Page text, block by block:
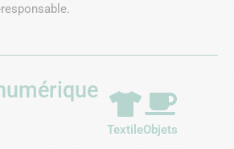
TextileObjets